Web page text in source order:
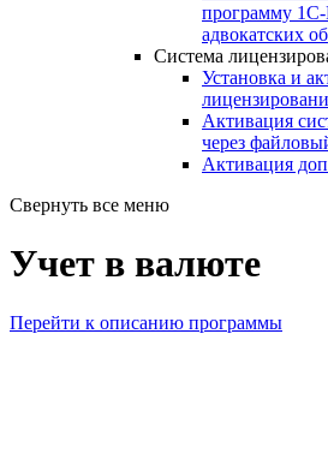
программу 1С-
адвокатских
Система
Установка и
Активация
через
Активация
Свернуть все меню
Учет в валюте
Перейти к описанию программы